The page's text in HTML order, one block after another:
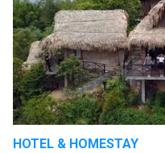
HOTEL & HOMESTAY